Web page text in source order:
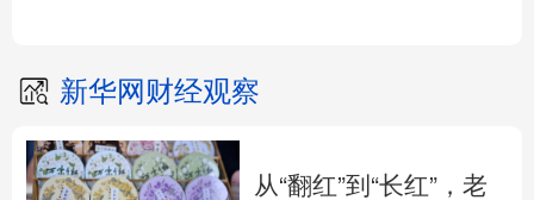
新华网财经观察
从“翻红”到“长红”，老